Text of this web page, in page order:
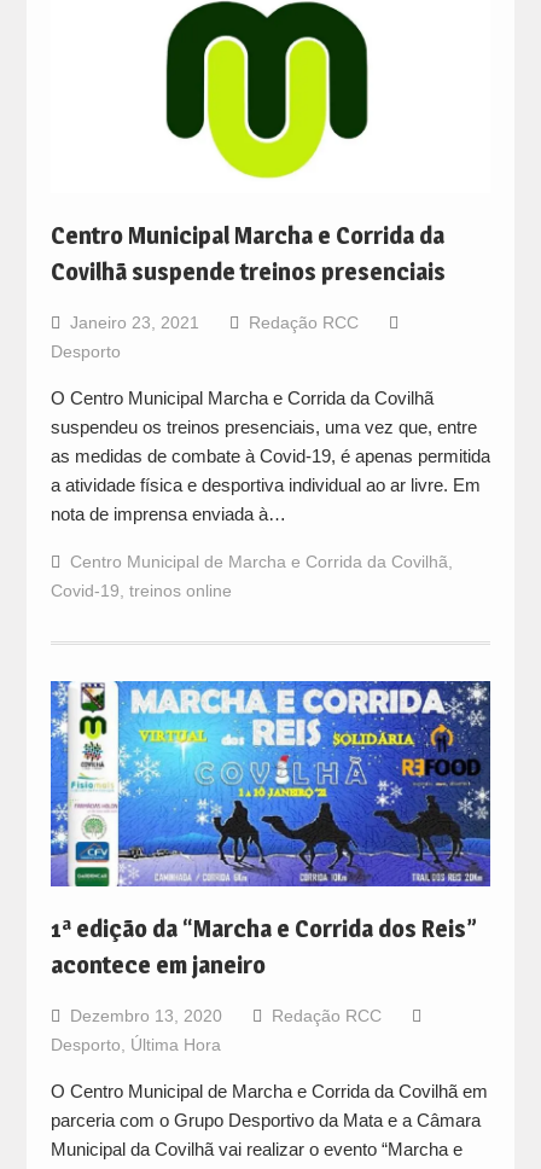
Centro Municipal Marcha e Corrida da
Covilhã suspende treinos presenciais
Janeiro 23, 2021
Redação RCC
Desporto
O Centro Municipal Marcha e Corrida da Covilhã
suspendeu os treinos presenciais, uma vez que, entre
as medidas de combate à Covid-19, é apenas permitida
a atividade física e desportiva individual ao ar livre. Em
nota de imprensa enviada à…
Centro Municipal de Marcha e Corrida da Covilhã
Covid-19 treinos online
1ª edição da “Marcha e Corrida dos Reis”
acontece em janeiro
Dezembro 13, 2020
Redação RCC
Desporto
Última Hora
O Centro Municipal de Marcha e Corrida da Covilhã em
parceria com o Grupo Desportivo da Mata e a Câmara
Municipal da Covilhã vai realizar o evento “Marcha e